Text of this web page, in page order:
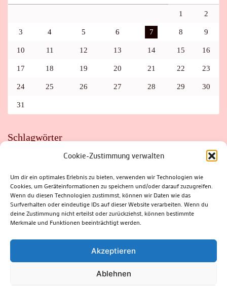
Cookie-Zustimmung verwalten
Um dir ein optimales Erlebnis zu bieten, verwenden wir Technologien wie
Cookies, um Geräteinformationen zu speichern und/oder darauf zuzugreifen.
Wenn du diesen Technologien zustimmst, können wir Daten wie das
Surfverhalten oder eindeutige IDs auf dieser Website verarbeiten. Wenn du
deine Zustimmung nicht erteilst oder zurückziehst, können bestimmte
Merkmale und Funktionen beeinträchtigt werden.
Akzeptieren
Ablehnen
1 2
3 4 5 6 7 8 9
10 11 12 13 14 15 16
17 18 19 20 21 22 23
24 25 26 27 28 29 30
31
Schlagwörter
FAHRRAD
FLOHMARKT FOLK GEWINNSPIEL
HITZE
HITZEFALLE AUTO
IRISH DANCE JAZZ
KABARETT
KINDER
KIRMES KLASSIK
KLEINE SUHLER REIHE
KRIMI
KULTUR LESUNG LOTTO
MEININGEN
PARASITEN
PILZE SCHLEUSINGEN
SCHULWEG
SOMMERFERIEN
SPORT SRH
STADTFEST
STADTMARKETING
STRASSENSPERRUNG
SUHL
SUHLER FRÜHLING
SUHLER STADTMARKETING
THÜRINGER WALD
ZELLA-MEHLIS